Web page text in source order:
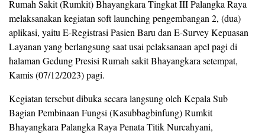
Rumah Sakit (Rumkit) Bhayangkara Tingkat III Palangka Raya
melaksanakan kegiatan soft launching pengembangan 2, (dua)
aplikasi, yaitu E-Registrasi Pasien Baru dan E-Survey Kepuasan
Layanan yang berlangsung saat usai pelaksanaan apel pagi di
halaman Gedung Presisi Rumah sakit Bhayangkara setempat,
Kamis (07/12/2023) pagi.
Kegiatan tersebut dibuka secara langsung oleh Kepala Sub
Bagian Pembinaan Fungsi (Kasubbagbinfung) Rumkit
Bhayangkara Palangka Raya Penata Titik Nurcahyani,